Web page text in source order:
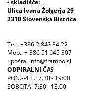
- skladišče:
Ulica Ivana Žolgerja 29
2310 Slovenska Bistrica
Tel.: +386 2 843 34 22
Mob.: + 386 51 645 307
Epošta: info@frambo.si
ODPIRALNI ČAS
PON.-PET.: 7.30 - 19:00
SOBOTA: 7:30 - 13.00